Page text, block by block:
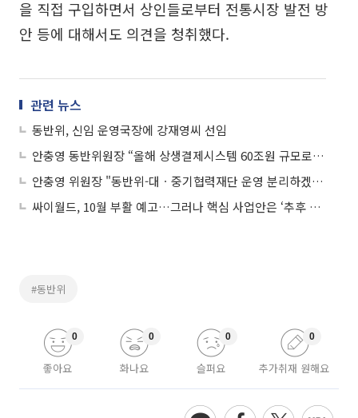
을 직접 구입하면서 상인들로부터 전통시장 발전 방
안 등에 대해서도 의견을 청취했다.
관련 뉴스
동반위, 신임 운영국장에 강재영씨 선임
안충영 동반위원장 “올해 상생결제시스템 60조원 규모로 확대”
안충영 위원장 "동반위-대ㆍ중기협력재단 운영 분리하겠다"
싸이월드, 10월 부활 예고…그러나 핵심 사업안은 ‘추후 공개’
#동반위
좋아요
0
화나요
0
슬퍼요
0
추가취재 원해요
0